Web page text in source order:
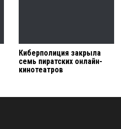
Киберполиция закрыла
семь пиратских онлайн-
кинотеатров